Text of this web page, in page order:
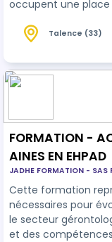
occupent une place
Cette formation
nutritionnels,
efficacement avec
Talence (33)
FORMATION -
AINES EN EHPAD
JADHE FORMATION - SAS
Cette formation
nécessaires pour
le secteur
et des